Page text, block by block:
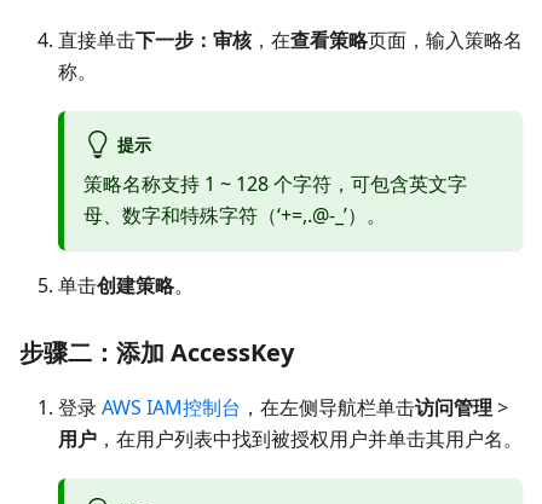
直接单击下一步：审核，在查看策略页面，输入策略名
称。
提示
策略名称支持 1 ~ 128 个字符，可包含英文字
母、数字和特殊字符（‘+=,.@-_’）。
单击创建策略。
步骤二：添加 AccessKey
登录AWS IAM控制台 ，在左侧导航栏单击访问管理 >
用户 ，在用户列表中找到被授权用户并单击其用户名。